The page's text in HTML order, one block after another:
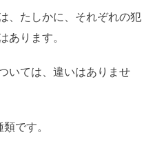
、たしかに、それぞれの犯
あります。
いては、違いはありませ
です。